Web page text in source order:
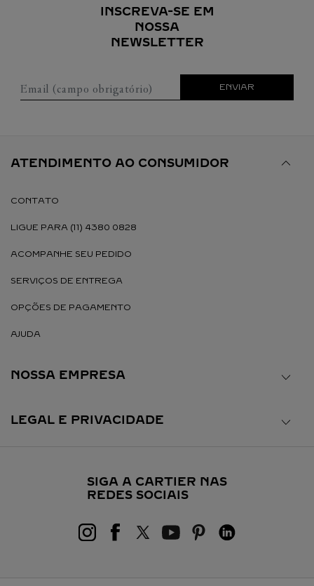
INSCREVA-SE EM
NOSSA
NEWSLETTER
Email (campo obrigatório) ENVIAR
ATENDIMENTO AO CONSUMIDOR
CONTATO
LIGUE PARA (11) 4380 0828
ACOMPANHE SEU PEDIDO
SERVIÇOS DE ENTREGA
OPÇÕES DE PAGAMENTO
AJUDA
NOSSA EMPRESA
LEGAL E PRIVACIDADE
SIGA A CARTIER NAS
REDES SOCIAIS